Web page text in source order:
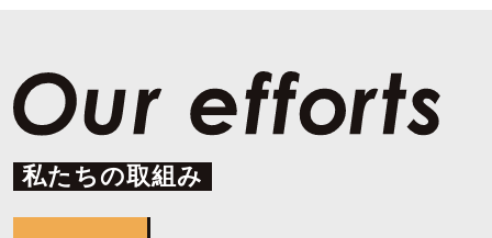
私たちの取組み